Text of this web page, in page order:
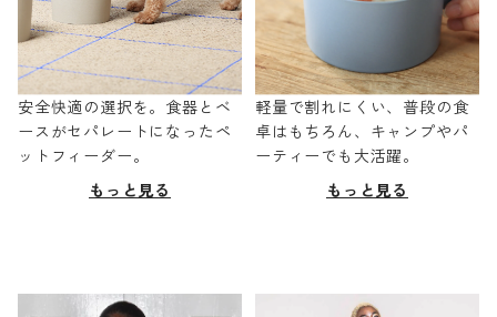
安全快適の選択を。食器とベ
ースがセパレートになったペ
ットフィーダー。
もっと見る
軽量で割れにくい、普段の食
卓はもちろん、キャンプやパ
ーティーでも大活躍。
もっと見る